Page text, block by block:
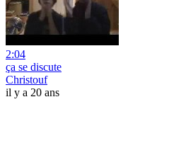
2:04
ça se discute
Christouf
il y a 20 ans